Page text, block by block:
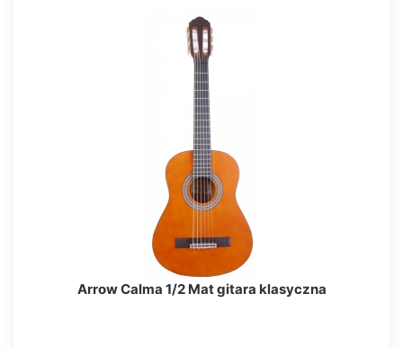
Arrow Calma 1/2 Mat gitara klasyczna